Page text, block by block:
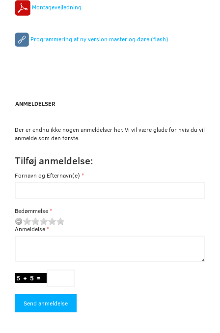
Montagevejledning
Programmering af ny version master og døre (flash)
ANMELDELSER
Der er endnu ikke nogen anmeldelser her. Vi vil være glade for hvis du vil
anmelde som den første.
Tilføj anmeldelse:
Fornavn og Efternavn(e)
Bedømmelse
Anmeldelse
Send anmeldelse